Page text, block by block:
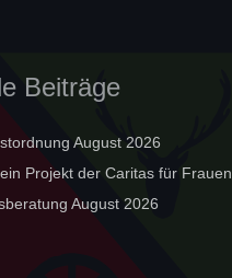
Beiträge
August 2026
Projekt der Caritas für Frauen
August 2026